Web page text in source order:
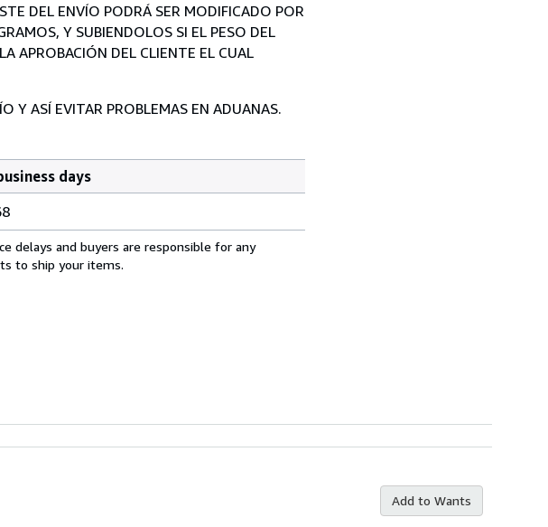
DEL ENVÍO PODRÁ SER MODIFICADO POR
Y SUBIENDOLOS SI EL PESO DEL
APROBACIÓN DEL CLIENTE EL CUAL
Y ASÍ EVITAR PROBLEMAS EN ADUANAS.
days
delays and buyers are responsible for any
to ship your items.
Add to Wants